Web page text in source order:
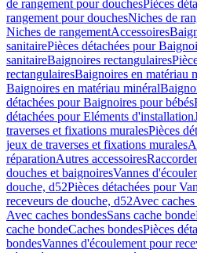
de rangement pour douchesPièces
rangement pour douchesNiches de
Niches de rangementAccessoires
sanitairePièces détachées pour
sanitaireBaignoires rectangulaires
rectangulairesBaignoires en matériau
Baignoires en matériau minéral
détachées pour Baignoires pour bébés
détachées pour Eléments d'installation
traverses et fixations muralesPièces
jeux de traverses et fixations murales
réparationAutres accessoires
douches et baignoiresVannes
douche, d52Pièces détachées pour
receveurs de douche, d52Avec
Avec caches bondesSans cache bonde
cache bondeCaches bondesPièces
bondesVannes d'écoulement pour